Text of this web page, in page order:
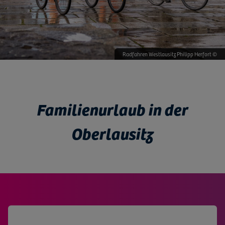
Herrnhuter Sterne basteln ©
Radfahren Westlausitz Philipp Herfort ©
Trixi Bad © mushroom productions ©
Energiefabrik Knappenrode © mushroom productions
Familienurlaub in der
Oberlausitz